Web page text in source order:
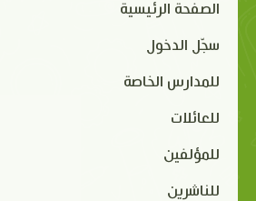
الصفحة الرئيسية
سجّل الدخول
للمدارس الخاصة
للعائلات
للمؤلفين
للناشرين